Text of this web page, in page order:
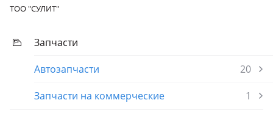
ТОО "СУЛИТ"
Запчасти
Автозапчасти
20
Запчасти на коммерческие
1